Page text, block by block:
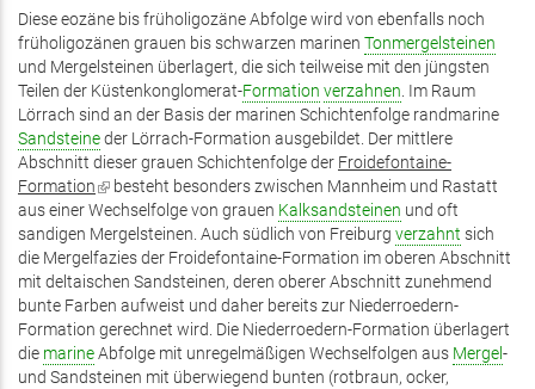
Diese eozäne bis früholigozäne Abfolge wird von ebenfalls noch
früholigozänen grauen bis schwarzen marinen Tonmergelsteinen
und Mergelsteinen überlagert, die sich teilweise mit den jüngsten
Teilen der Küstenkonglomerat-Formation verzahnen. Im Raum
Lörrach sind an der Basis der marinen Schichtenfolge randmarine
Sandsteineder Lörrach-Formation ausgebildet. Der mittlere
Abschnitt dieser grauen Schichtenfolge der Froidefontaine-
Formation(Link
ist
extern)
besteht besonders zwischen Mannheim und Rastatt
aus einer Wechselfolge von grauen Kalksandsteinen und oft
sandigen Mergelsteinen. Auch südlich von Freiburg verzahnt sich
die Mergelfazies der Froidefontaine-Formation im oberen Abschnitt
mit deltaischen Sandsteinen, deren oberer Abschnitt zunehmend
bunte Farben aufweist und daher bereits zur Niederroedern-
Formation gerechnet wird. Die Niederroedern-Formation überlagert
die marineAbfolge mit unregelmäßigen Wechselfolgen aus Mergel-
und Sandsteinen mit überwiegend bunten (rotbraun, ocker,